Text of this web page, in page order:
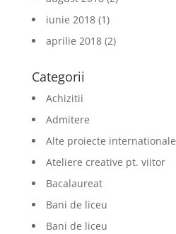
iunie 2018(1)
aprilie 2018(2)
Categorii
Achizitii
Admitere
Alte proiecte internationale
Ateliere creative pt. viitor
Bacalaureat
Bani de liceu
Bani de liceu